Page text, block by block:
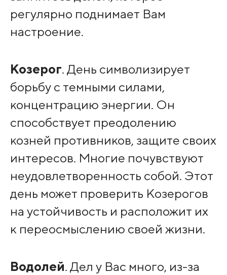
регулярно поднимает Вам
настроение.
Козерог. День символизирует
борьбу с темными силами,
концентрацию энергии. Он
способствует преодолению
козней противников, защите своих
интересов. Многие почувствуют
неудовлетворенность собой. Этот
день может проверить Козерогов
на устойчивость и расположит их
к переосмыслению своей жизни.
Водолей. Дел у Вас много, из-за